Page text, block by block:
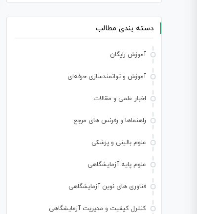
دسته بندی مطالب
آموزش رایگان
آموزش و توانمندسازی حرفه‌ای
اخبار علمی و مقالات
راهنماها و رفرنس های مرجع
علوم بالینی و پزشکی
علوم پایه آزمایشگاهی
فناوری های نوین آزمایشگاهی
کنترل کیفیت و مدیریت آزمایشگاهی